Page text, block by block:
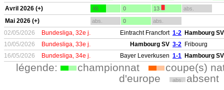
Avril 2026 (+) 46 0 13 abs.
Mai 2026 (+) abs. 0 abs.
02/05/2026 Bundesliga, 32e j. Eintracht Francfort 1-2 Hambourg SV
10/05/2026
Bundesliga, 33e j. Hambourg SV 3-2 Fribourg
16/05/2026
Bundesliga, 34e j. Bayer Leverkusen 1-1 Hambourg SV
légende: championnat
coupe(s)
d'europe
abs. absent